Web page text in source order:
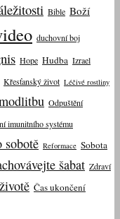
Bible Boží
duchovní boj
Hope Hudba Izrael
Křesťanský život Léčivé rostliny
Odpuštění
imunitního systému
sobotě Reformace Sobota
šabat Zdraví
Čas ukončení